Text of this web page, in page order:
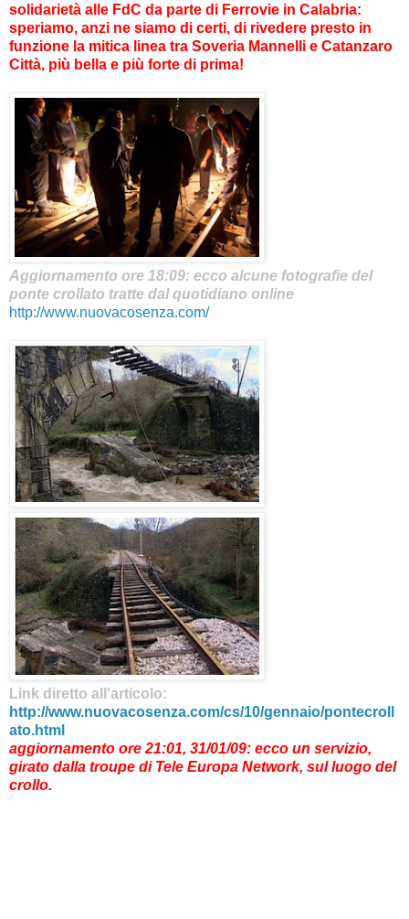
solidarietà alle FdC da parte di Ferrovie in Calabria:
speriamo, anzi ne siamo di certi, di rivedere presto in
funzione la mitica linea tra Soveria Mannelli e Catanzaro
Città, più bella e più forte di prima!
Aggiornamento ore 18:09: ecco alcune fotografie del
ponte crollato tratte dal quotidiano online
http://www.nuovacosenza.com/
Link diretto all'articolo:
http://www.nuovacosenza.com/cs/10/gennaio/pontecroll
ato.html
aggiornamento ore 21:01, 31/01/09: ecco un servizio,
girato dalla troupe di Tele Europa Network, sul luogo del
crollo.